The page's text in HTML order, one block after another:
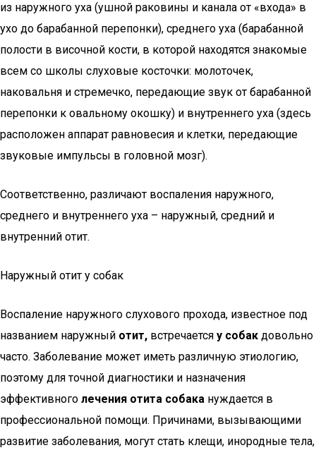
из наружного уха (ушной раковины и канала от «входа» в
ухо до барабанной перепонки), среднего уха (барабанной
полости в височной кости, в которой находятся знакомые
всем со школы слуховые косточки: молоточек,
наковальня и стремечко, передающие звук от барабанной
перепонки к овальному окошку) и внутреннего уха (здесь
расположен аппарат равновесия и клетки, передающие
звуковые импульсы в головной мозг).
Соответственно, различают воспаления наружного,
среднего и внутреннего уха – наружный, средний и
внутренний отит.
Наружный отит у собак
Воспаление наружного слухового прохода, известное под
названием наружный отит, встречается у собак довольно
часто. Заболевание может иметь различную этиологию,
поэтому для точной диагностики и назначения
эффективного лечения отита собака нуждается в
профессиональной помощи. Причинами, вызывающими
развитие заболевания, могут стать клещи, инородные тела,